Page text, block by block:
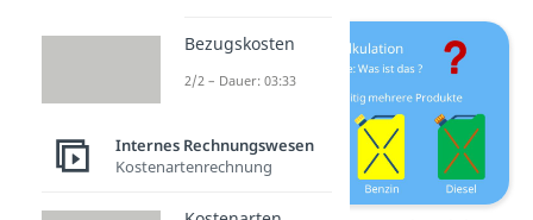
Bezugskosten
2/2 – Dauer: 03:33
Internes Rechnungswesen
Kostenartenrechnung